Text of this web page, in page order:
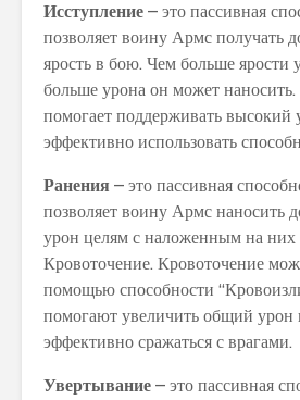
Исступление – это пассивная
позволяет воину Армс получать
ярость в бою. Чем больше ярости
больше урона он может
помогает поддерживать высокий
эффективно использовать
Ранения – это пассивная
позволяет воину Армс наносить
урон целям с наложенным на
Кровоточение. Кровоточение
помощью способности
помогают увеличить общий
эффективно сражаться с врагами.
Увертывание – это пассивная